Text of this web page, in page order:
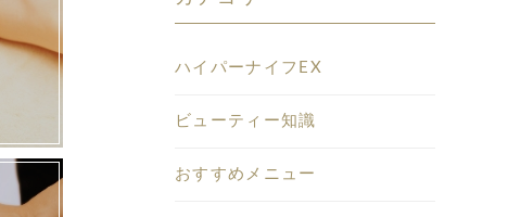
ハイパーナイフEX
ビューティー知識
おすすめメニュー